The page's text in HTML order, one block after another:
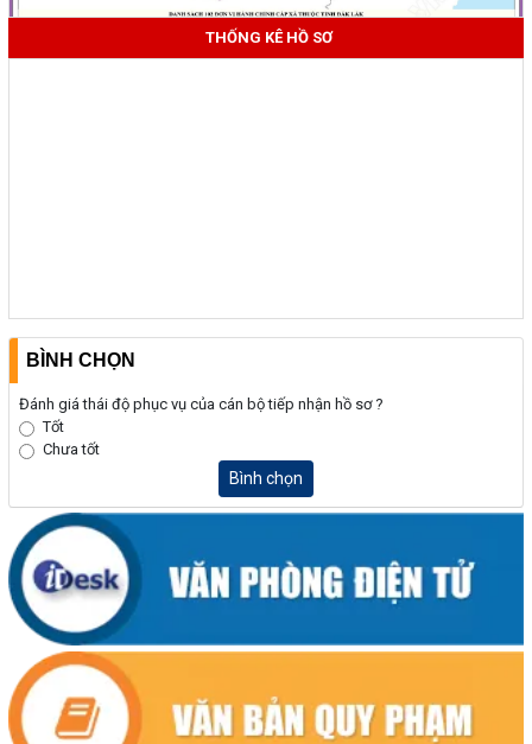
THỐNG KÊ HỒ SƠ
BÌNH CHỌN
Đánh giá thái độ phục vụ của cán bộ tiếp nhận hồ sơ ?
Tốt
Chưa tốt
Bình chọn